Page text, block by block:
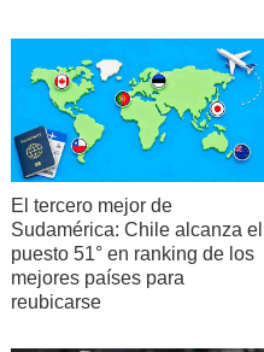
El tercero mejor de
Sudamérica: Chile alcanza el
puesto 51° en ranking de los
mejores países para
reubicarse